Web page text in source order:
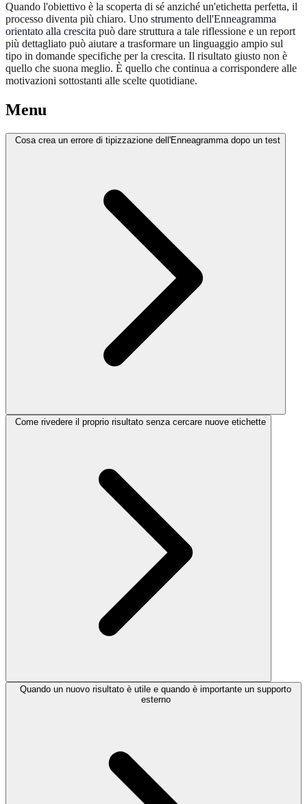
Quando l'obiettivo è la scoperta di sé anziché un'etichetta perfetta, il
processo diventa più chiaro. Uno strumento dell'Enneagramma
orientato alla crescita può dare struttura a tale riflessione e un report
più dettagliato può aiutare a trasformare un linguaggio ampio sul
tipo in domande specifiche per la crescita. Il risultato giusto non è
quello che suona meglio. È quello che continua a corrispondere alle
motivazioni sottostanti alle scelte quotidiane.
Menu
Cosa crea un errore di tipizzazione dell'Enneagramma dopo un test
Come rivedere il proprio risultato senza cercare nuove etichette
Quando un nuovo risultato è utile e quando è importante un supporto
esterno